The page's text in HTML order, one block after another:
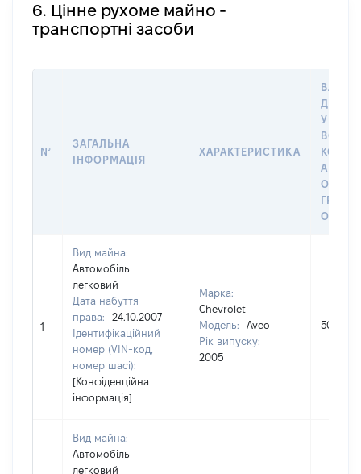
6. Цінне рухоме майно -
транспортні засоби
№
ЗАГАЛЬНА
ІНФОРМАЦІЯ
ХАРАКТЕРИСТИКА
ДАТУ
У
АБО
1
Вид майна:
Автомобіль
легковий
Дата набуття
права:
24.10.2007
Ідентифікаційний
номер (VIN-код,
номер шасі):
[Конфіденційна
інформація]
Марка:
Chevrolet
Модель:
Aveo
Рік випуску:
2005
50000
Вид майна:
Автомобіль
легковий